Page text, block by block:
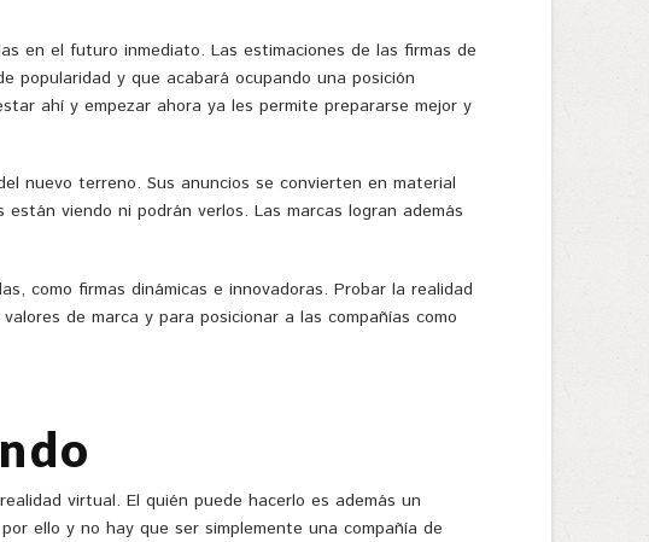
en el futuro inmediato. Las estimaciones de las firmas de
y que acabará ocupando una posición
ahí y empezar ahora ya les permite prepararse mejor y
nuevo terreno. Sus anuncios se convierten en material
viendo ni podrán verlos. Las marcas logran además
como firmas dinámicas e innovadoras. Probar la realidad
de marca y para posicionar a las compañías como
virtual. El quién puede hacerlo es además un
ello y no hay que ser simplemente una compañía de